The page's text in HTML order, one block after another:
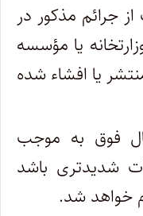
جرائم مذکور در
یا مؤسسه
یا افشاء‌ شده
فوق به موجب
شدیدتری باشد
خواهد شد.